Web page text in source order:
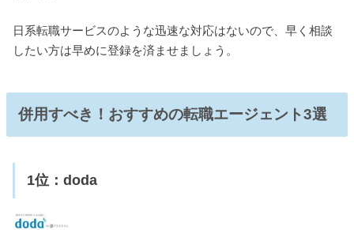
日系転職サービスのような迅速な対応はないので、早く相談
したい方は早めに登録を済ませましょう。
併用すべき！おすすめの転職エージェント3選
1位：doda